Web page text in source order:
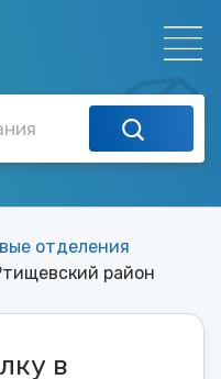
отделения
район
в